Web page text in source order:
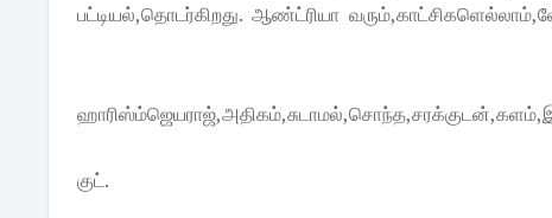
பட்டியல்,தொடர்கிறது. ஆண்ட்ரியா
குட்.